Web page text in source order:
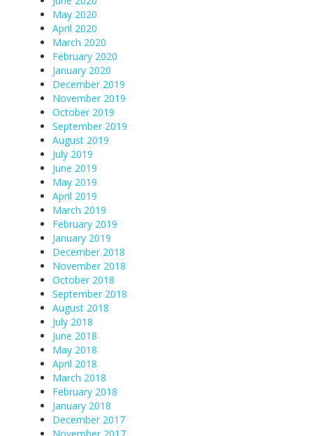
May 2020
April 2020
March 2020
February 2020
January 2020
December 2019
November 2019
October 2019
September 2019
August 2019
July 2019
June 2019
May 2019
April 2019
March 2019
February 2019
January 2019
December 2018
November 2018
October 2018
September 2018
August 2018
July 2018
June 2018
May 2018
April 2018
March 2018
February 2018
January 2018
December 2017